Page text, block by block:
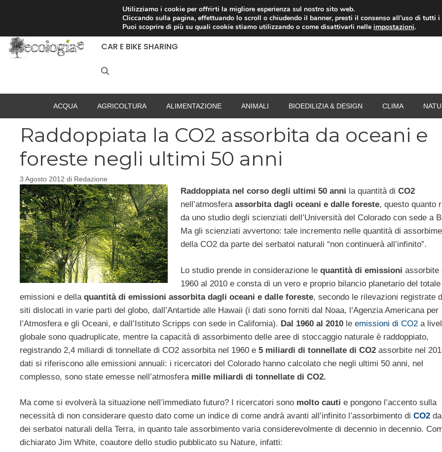
RACCOLTA DIFFERENZIATA RISPARMIO ENERGETICO SPESA
CAR E BIKE SHARING
ACQUA AGRICOLTURA ALIMENTAZIONE ANIMALI BIOEDILIZIA & DESIGN CLIMA
Raddoppiata la CO2 assorbita da oceani e
foreste negli ultimi 50 anni
3 Agosto 2012 di Redazione
Raddoppiata nel corso degli ultimi 50 anni la quantità di CO2
nell’atmosfera assorbita dagli oceani e dalle foreste, questo quanto
da uno studio degli scienziati dell’Università del Colorado con sede a
Ma gli scienziati avvertono: tale incremento nelle quantità di
della CO2 da parte dei serbatoi naturali “non continuerà all’infinito”.
Lo studio prende in considerazione lequantità di emissioni assorbite
1960 al 2010 e consta di un vero e proprio bilancio planetario del
emissioni e della quantità di emissioni assorbita dagli oceani e dalle foreste, secondo le rilevazioni registrate
siti dislocati in varie parti del globo, dall’Antartide alle Hawaii (i dati sono forniti dal Noaa, l’Agenzia Americana per
l’Atmosfera e gli Oceani, e dall’Istituto Scripps con sede in California). Dal 1960 al 2010 le emissioni di CO2 a
globale sono quadruplicate, mentre la capacità di assorbimento delle aree di stoccaggio naturale è raddoppiato,
registrando 2,4 miliardi di tonnellate di CO2 assorbita nel 1960 e 5 miliardi di tonnellate di CO2 assorbite nel
dati si riferiscono alle emissioni annuali: i ricercatori del Colorado hanno calcolato che negli ultimi 50 anni, nel
complesso, sono state emesse nell’atmosfera mille miliardi di tonnellate di CO2.
Ma come si evolverà la situazione nell’immediato futuro? I ricercatori sono molto cauti e pongono l’accento sulla
necessità di non considerare questo dato come un indice di come andrà avanti all’infinito l’assorbimento di CO2
dei serbatoi naturali della Terra, in quanto tale assorbimento varia considerevolmente di decennio in decennio.
dichiarato Jim White, coautore dello studio pubblicato su Nature, infatti:
Utilizziamo i cookie per offrirti la migliore esperienza sul nostro sito web.
Cliccando sulla pagina, effettuando lo scroll o chiudendo il banner, presti il consenso all’uso di tutti
Puoi scoprire di più su quali cookie stiamo utilizzando o come disattivarli nelleimpostazioni.